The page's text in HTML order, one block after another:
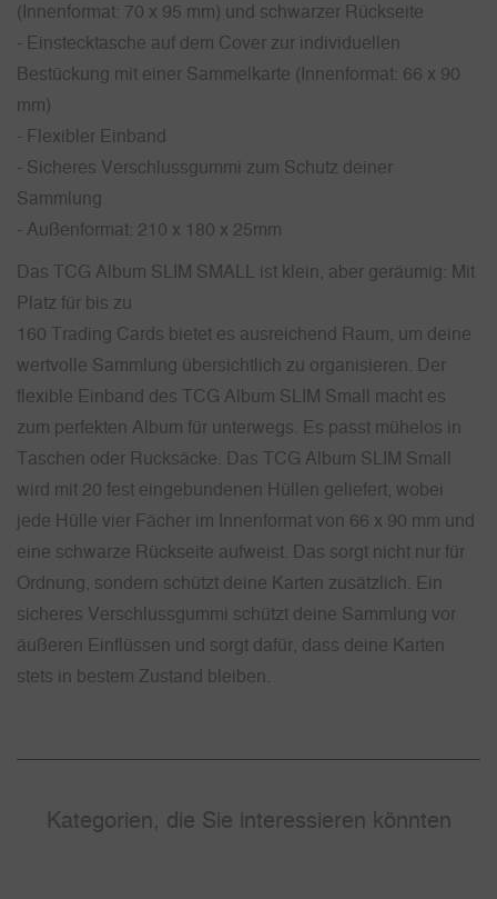
(Innenformat: 70 x 95 mm) und schwarzer Rückseite
- Einstecktasche auf dem Cover zur individuellen
Bestückung mit einer Sammelkarte (Innenformat: 66 x 90
mm)
- Flexibler Einband
- Sicheres Verschlussgummi zum Schutz deiner
Sammlung
- Außenformat: 210 x 180 x 25mm
Das TCG Album SLIM SMALL ist klein, aber geräumig: Mit
Platz für bis zu
160 Trading Cards bietet es ausreichend Raum, um deine
wertvolle Sammlung übersichtlich zu organisieren. Der
flexible Einband des TCG Album SLIM Small macht es
zum perfekten Album für unterwegs. Es passt mühelos in
Taschen oder Rucksäcke. Das TCG Album SLIM Small
wird mit 20 fest eingebundenen Hüllen geliefert, wobei
jede Hülle vier Fächer im Innenformat von 66 x 90 mm und
eine schwarze Rückseite aufweist. Das sorgt nicht nur für
Ordnung, sondern schützt deine Karten zusätzlich. Ein
sicheres Verschlussgummi schützt deine Sammlung vor
äußeren Einflüssen und sorgt dafür, dass deine Karten
stets in bestem Zustand bleiben.
Kategorien, die Sie interessieren könnten